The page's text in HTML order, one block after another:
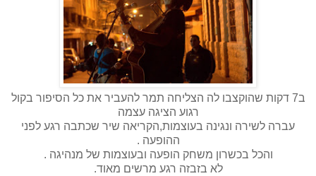
ב7 דקות שהוקצבו לה הצליחה תמר להעביר את כל הסיפור בקול
רגוע הציגה עצמה
עברה לשירה ונגינה בעוצמות,הקריאה שיר שכתבה רגע לפני
ההופעה .
והכל בכשרון משחק הופעה ובעוצמות של מנהיגה .
לא בזבזה רגע מרשים מאוד.